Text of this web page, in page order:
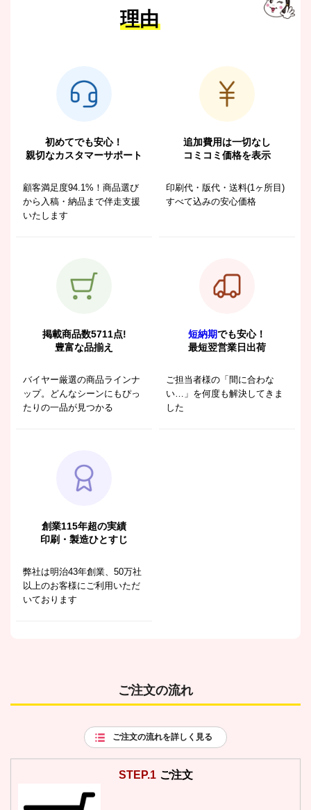
理由
初めてでも安心！
親切なカスタマーサポート
顧客満足度94.1%！商品選び
から入稿・納品まで伴走支援
いたします
追加費用は一切なし
コミコミ価格を表示
印刷代・版代・送料(1ヶ所目)
すべて込みの安心価格
掲載商品数5711点!
豊富な品揃え
バイヤー厳選の商品ラインナ
ップ。どんなシーンにもぴっ
たりの一品が見つかる
短納期でも安心！
最短翌営業日出荷
ご担当者様の「間に合わな
い…」を何度も解決してきま
した
創業115年超の実績
印刷・製造ひとすじ
弊社は明治43年創業、50万社
以上のお客様にご利用いただ
いております
ご注文の流れ
ご注文の流れを詳しく見る
STEP.1 ご注文